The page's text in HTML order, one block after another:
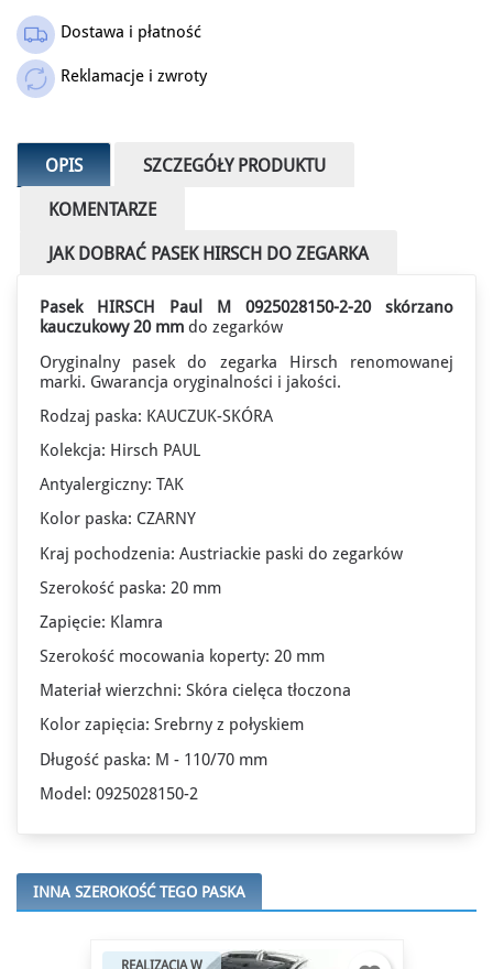
Dostawa i płatność
Reklamacje i zwroty
OPIS SZCZEGÓŁY PRODUKTU
KOMENTARZE
JAK DOBRAĆ PASEK HIRSCH DO ZEGARKA
Pasek HIRSCH Paul M 0925028150-2-20 skórzano
kauczukowy 20 mm do zegarków
Oryginalny pasek do zegarka Hirsch renomowanej
marki. Gwarancja oryginalności i jakości.
Rodzaj paska: KAUCZUK-SKÓRA
Kolekcja: Hirsch PAUL
Antyalergiczny: TAK
Kolor paska: CZARNY
Kraj pochodzenia: Austriackie paski do zegarków
Szerokość paska: 20 mm
Zapięcie: Klamra
Szerokość mocowania koperty: 20 mm
Materiał wierzchni: Skóra cielęca tłoczona
Kolor zapięcia: Srebrny z połyskiem
Długość paska: M - 110/70 mm
Model: 0925028150-2
INNA SZEROKOŚĆ TEGO PASKA
REALIZACJA W